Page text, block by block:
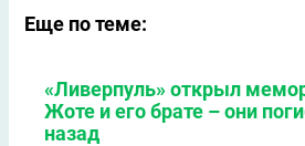
Еще по теме:
«Ливерпуль» открыл
Жоте и его брате – они
назад